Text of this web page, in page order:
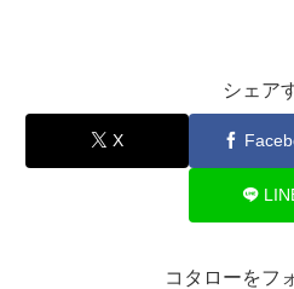
シェア
X
コタローをフ